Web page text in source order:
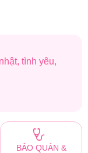
tình yêu,
BẢO QUẢN &